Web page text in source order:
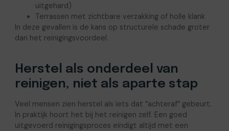
uitgehard)
Terrassen met zichtbare verzakking of holle klank
In deze gevallen is de kans op structurele schade groter
dan het reinigingsvoordeel.
Herstel als onderdeel van
reinigen, niet als aparte stap
Veel mensen zien herstel als iets dat “achteraf” gebeurt.
In praktijk hoort het bij het reinigen zelf. Een goed
uitgevoerd reinigingsproces eindigt altijd met een